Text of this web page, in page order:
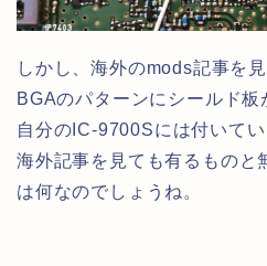
しかし、海外のmods記事を
BGAのパターンにシールド板
自分のIC-9700Sには付いて
海外記事を見ても有るものと
は何なのでしょうね。